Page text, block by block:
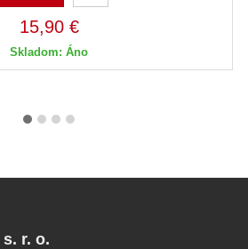
15,90 €
Skladom: Áno
r. o.